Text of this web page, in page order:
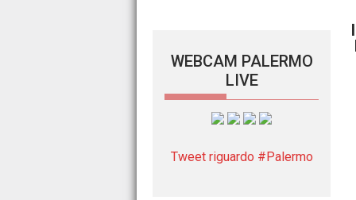
WEBCAM PALERMO
LIVE
Tweet riguardo #Palermo